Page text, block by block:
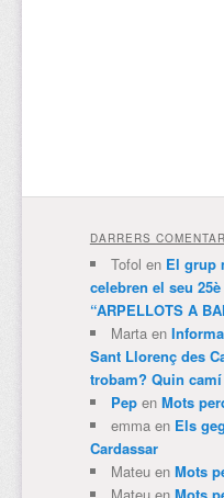
DARRERS
Tofol en El grup
celebren el seu
“ARPELLOTS A
Martaen
Sant Llorenç des
trobam? Quin
Pepen Mots
emmaen Els
Cardassar
Mateuen Mots